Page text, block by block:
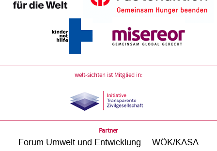
welt-sichten ist Mitglied in:
Partner
Forum Umwelt und Entwicklung WÖK/KASA